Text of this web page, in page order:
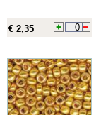
€ 2,35